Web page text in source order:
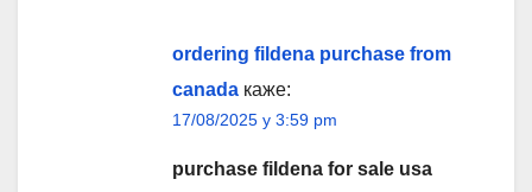
ordering fildena purchase from
canada каже:
17/08/2025 у 3:59 pm
purchase fildena for sale usa